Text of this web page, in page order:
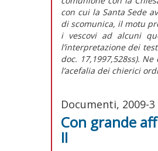
con cui la Santa Sede
di scomunica, il motu
i vescovi ad alcuni
l’interpretazione dei
doc. 17,1997,528ss).
l’acefalia dei chierici
Documenti, 2009-3
Con grande
II